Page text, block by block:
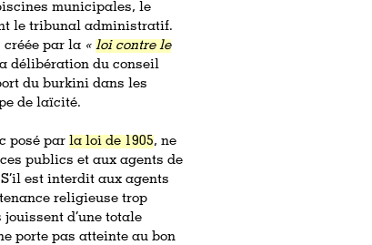
municipales, le
le tribunal administratif.
créée par la «loi contre le
délibération du conseil
du burkini dans les
de laïcité.
posé parla loi de 1905, ne
publics et aux agents de
S’il est interdit aux agents
religieuse trop
jouissent d’une totale
porte pas atteinte au bon